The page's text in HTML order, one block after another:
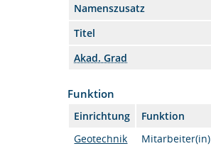
Namenszusatz
Titel
Akad. Grad
Funktion
Einrichtung
Funktion
Geotechnik
Mitarbeiter(in)